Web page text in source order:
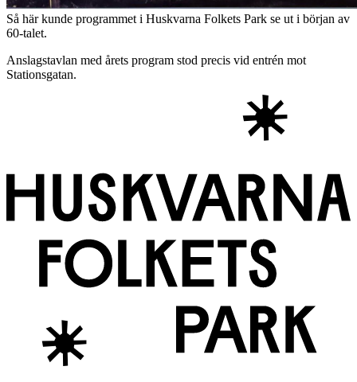
Så här kunde programmet i Huskvarna Folkets Park se ut i början av
60-talet.
Anslagstavlan med årets program stod precis vid entrén mot
Stationsgatan.